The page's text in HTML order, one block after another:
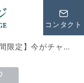
コンタクト
】今がチャンス！お得なGWキャンペーン開催